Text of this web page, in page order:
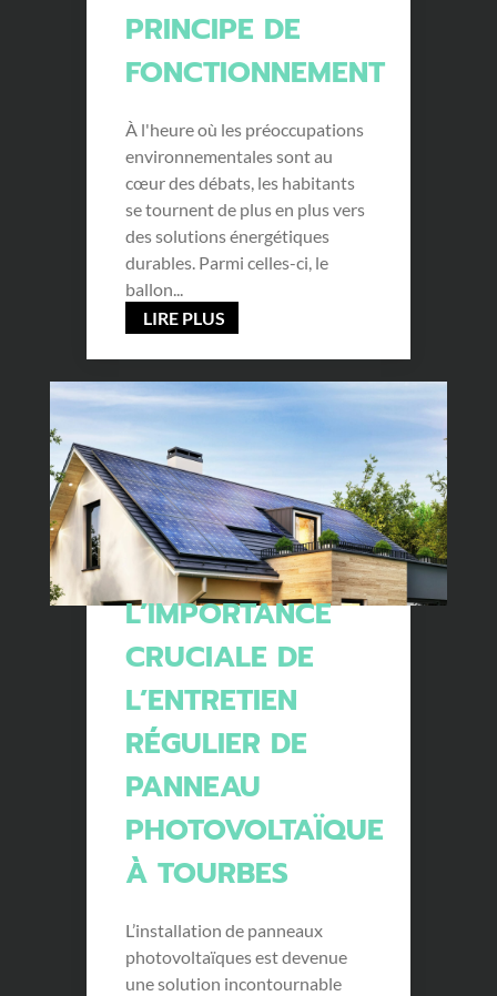
PRINCIPE DE
FONCTIONNEMENT
À l'heure où les préoccupations
environnementales sont au
cœur des débats, les habitants
se tournent de plus en plus vers
des solutions énergétiques
durables. Parmi celles-ci, le
ballon...
LIRE PLUS
L’IMPORTANCE
CRUCIALE DE
L’ENTRETIEN
RÉGULIER DE
PANNEAU
PHOTOVOLTAÏQUE
À TOURBES
L’installation de panneaux
photovoltaïques est devenue
une solution incontournable